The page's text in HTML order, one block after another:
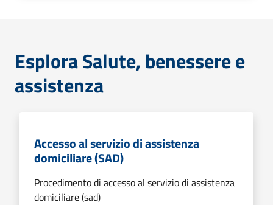
Esplora Salute, benessere e
assistenza
Accesso al servizio di assistenza
domiciliare (SAD)
Procedimento di accesso al servizio di assistenza
domiciliare (sad)